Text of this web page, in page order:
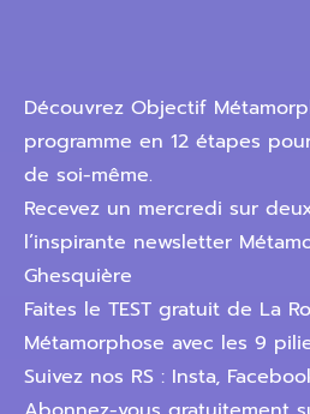
Découvrez Objectif
programme en 12 étapes
de soi-même.
Recevez un mercredi sur
l’inspirante newsletter
Ghesquière
Faites le TEST gratuit de La
Métamorphose avec les 9
Suivez nos RS : Insta,